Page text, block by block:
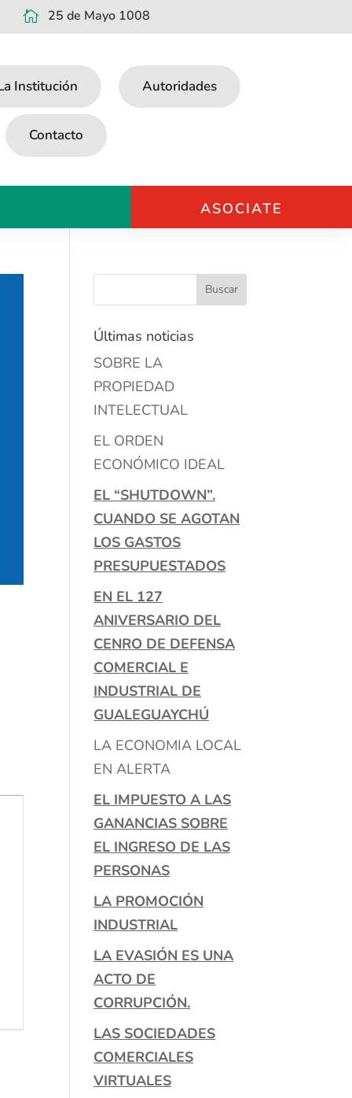
 25 de Mayo 1008
Institución Autoridades
Contacto
ASOCIATE
Últimas noticias
SOBRE LA
PROPIEDAD
INTELECTUAL
EL ORDEN
ECONÓMICO IDEAL
EL “SHUTDOWN”.
CUANDO SE AGOTAN
LOS GASTOS
PRESUPUESTADOS
EN EL 127
ANIVERSARIO DEL
CENRO DE DEFENSA
COMERCIAL E
INDUSTRIAL DE
GUALEGUAYCHÚ
LA ECONOMIA LOCAL
EN ALERTA
EL IMPUESTO A LAS
GANANCIAS SOBRE
EL INGRESO DE LAS
PERSONAS
LA PROMOCIÓN
INDUSTRIAL
LA EVASIÓN ES UNA
ACTO DE
CORRUPCIÓN.
LAS SOCIEDADES
COMERCIALES
VIRTUALES